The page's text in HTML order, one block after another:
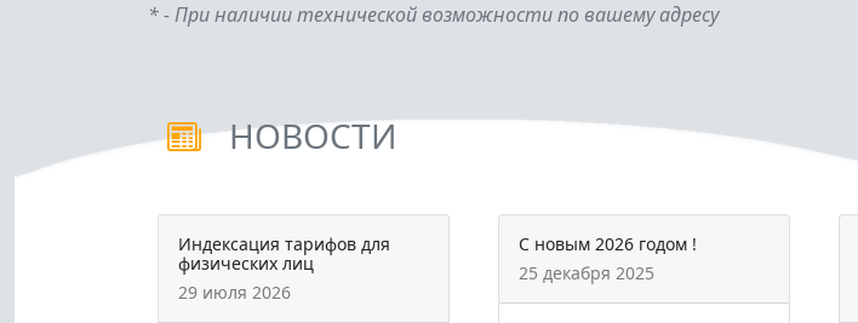
* - При наличии технической возможности по вашему адресу
НОВОСТИ
Индексация тарифов для
физических лиц
29 июля 2026
С новым 2026 годом !
25 декабря 2025